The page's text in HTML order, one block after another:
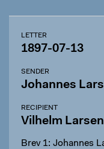
LETTER
1897-07-13
SENDER
Johannes
RECIPIENT
Vilhelm Larsen
Brev 1: Johannes